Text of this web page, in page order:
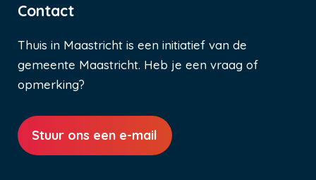
Contact
Thuis in Maastricht is een initiatief van de
gemeente Maastricht. Heb je een vraag of
opmerking?
Stuur ons een e-mail